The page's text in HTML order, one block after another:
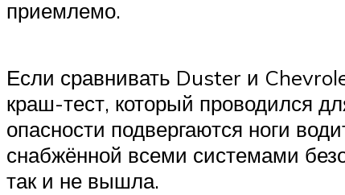
приемлемо.
Если сравнивать Duster и
краш-тест, который проводился
опасности подвергаются ноги
снабжённой всеми системами
так и не вышла.